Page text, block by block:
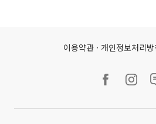
이용약관 · 개인정보처리방